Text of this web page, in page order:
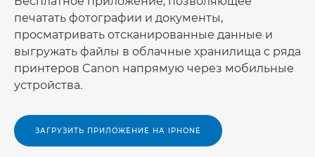
печатать фотографии и документы,
просматривать отсканированные данные и
выгружать файлы в облачные хранилища с ряда
принтеров Canon напрямую через мобильные
устройства.
ЗАГРУЗИТЬ ПРИЛОЖЕНИЕ НА IPHONE